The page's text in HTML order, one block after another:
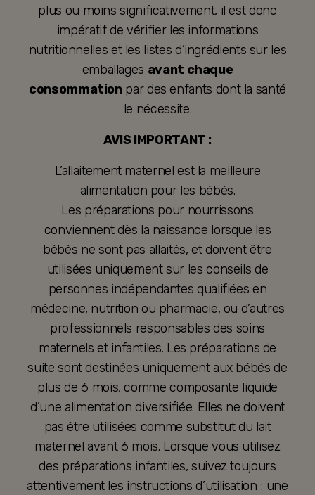
plus ou moins significativement, il est donc
impératif de vérifier les informations
nutritionnelles et les listes d’ingrédients sur les
emballages avant chaque
consommation par des enfants dont la santé
le nécessite.
AVIS IMPORTANT :
L’allaitement maternel est la meilleure
alimentation pour les bébés.
Les préparations pour nourrissons
conviennent dès la naissance lorsque les
bébés ne sont pas allaités, et doivent être
utilisées uniquement sur les conseils de
personnes indépendantes qualifiées en
médecine, nutrition ou pharmacie, ou d’autres
professionnels responsables des soins
maternels et infantiles. Les préparations de
suite sont destinées uniquement aux bébés de
plus de 6 mois, comme composante liquide
d’une alimentation diversifiée. Elles ne doivent
pas être utilisées comme substitut du lait
maternel avant 6 mois. Lorsque vous utilisez
des préparations infantiles, suivez toujours
attentivement les instructions d’utilisation : une